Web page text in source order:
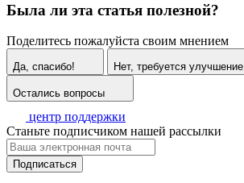
Была ли эта статья полезной?
Поделитесь пожалуйста своим мнением
Да, спасибо! Нет, требуется улучшение
Остались вопросы
центр поддержки
Станьте подписчиком нашей рассылки
Подписаться